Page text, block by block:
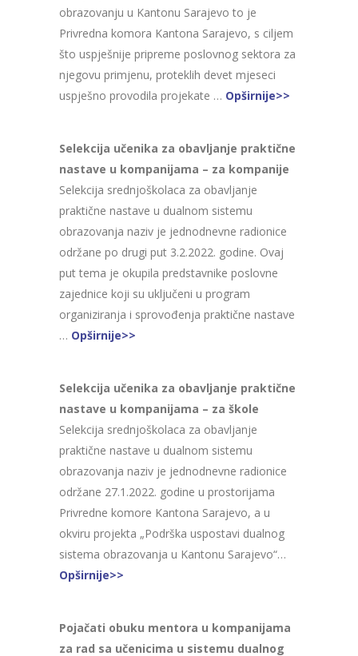
obrazovanju u Kantonu Sarajevo to je
Privredna komora Kantona Sarajevo, s ciljem
što uspješnije pripreme poslovnog sektora za
njegovu primjenu, proteklih devet mjeseci
uspješno provodila projekate … Opširnije>>
Selekcija učenika za obavljanje praktične
nastave u kompanijama – za kompanije
Selekcija srednjoškolaca za obavljanje
praktične nastave u dualnom sistemu
obrazovanja naziv je jednodnevne radionice
održane po drugi put 3.2.2022. godine. Ovaj
put tema je okupila predstavnike poslovne
zajednice koji su uključeni u program
organiziranja i sprovođenja praktične nastave
… Opširnije>>
Selekcija učenika za obavljanje praktične
nastave u kompanijama – za škole
Selekcija srednjoškolaca za obavljanje
praktične nastave u dualnom sistemu
obrazovanja naziv je jednodnevne radionice
održane 27.1.2022. godine u prostorijama
Privredne komore Kantona Sarajevo, a u
okviru projekta „Podrška uspostavi dualnog
sistema obrazovanja u Kantonu Sarajevo“…
Opširnije>>
Pojačati obuku mentora u kompanijama
za rad sa učenicima u sistemu dualnog